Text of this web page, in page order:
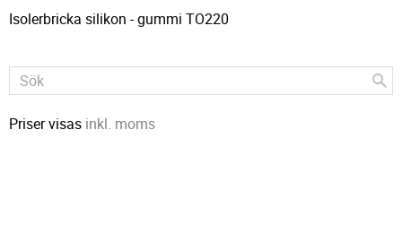
Isolerbricka silikon - gummi TO220
Priser visas inkl. moms